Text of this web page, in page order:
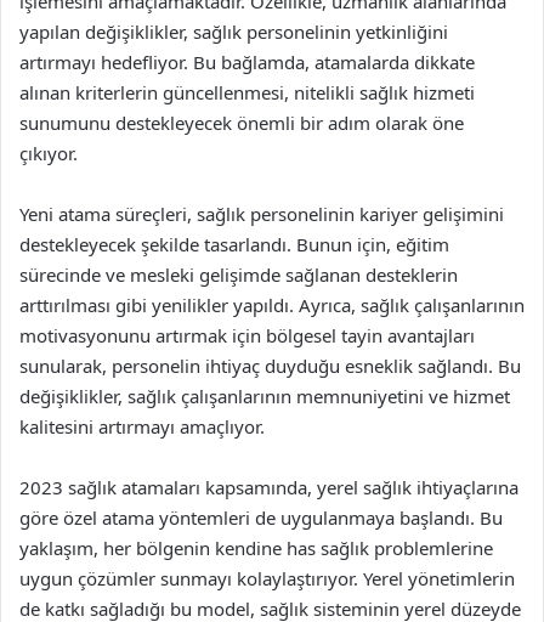
yapılan değişiklikler, sağlık personelinin yetkinliğini
artırmayı hedefliyor. Bu bağlamda, atamalarda dikkate
alınan kriterlerin güncellenmesi, nitelikli sağlık hizmeti
sunumunu destekleyecek önemli bir adım olarak öne
çıkıyor.
Yeni atama süreçleri, sağlık personelinin kariyer gelişimini
destekleyecek şekilde tasarlandı. Bunun için, eğitim
sürecinde ve mesleki gelişimde sağlanan desteklerin
arttırılması gibi yenilikler yapıldı. Ayrıca, sağlık çalışanlarının
motivasyonunu artırmak için bölgesel tayin avantajları
sunularak, personelin ihtiyaç duyduğu esneklik sağlandı. Bu
değişiklikler, sağlık çalışanlarının memnuniyetini ve hizmet
kalitesini artırmayı amaçlıyor.
2023 sağlık atamaları kapsamında, yerel sağlık ihtiyaçlarına
göre özel atama yöntemleri de uygulanmaya başlandı. Bu
yaklaşım, her bölgenin kendine has sağlık problemlerine
uygun çözümler sunmayı kolaylaştırıyor. Yerel yönetimlerin
de katkı sağladığı bu model, sağlık sisteminin yerel düzeyde